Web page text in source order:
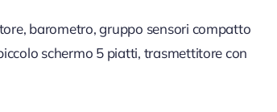
barometro, gruppo sensori compatto
schermo 5 piatti, trasmettitore con